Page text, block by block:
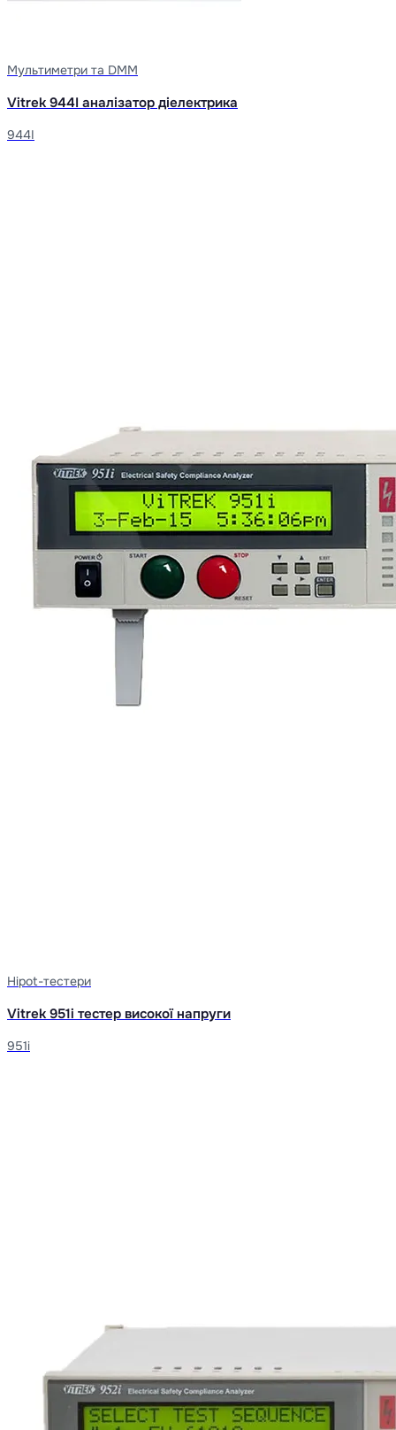
Мультиметри та DMM
Vitrek 944I аналізатор діелектрика
944I
Hipot-тестери
Vitrek 951i тестер високої напруги
951i